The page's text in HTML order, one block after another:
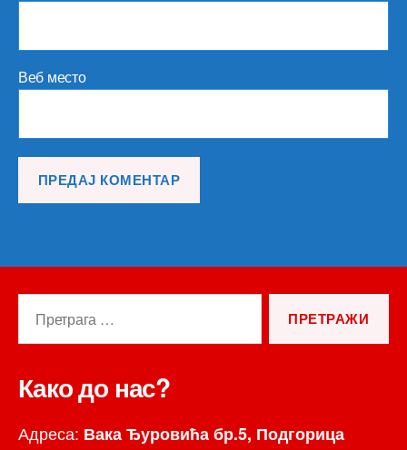
Веб место
Како до нас?
Адреса: Вака Ђуровића бр.5, Подгорица